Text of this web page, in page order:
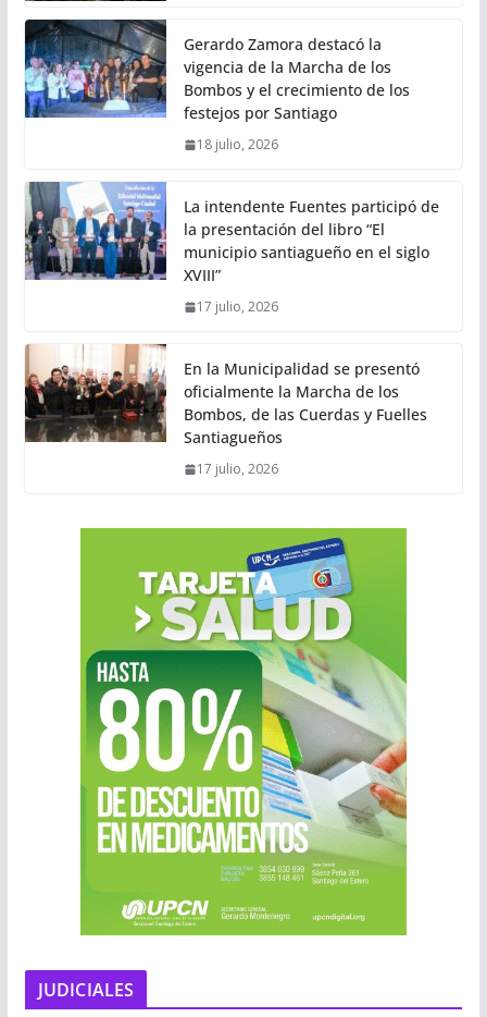
Gerardo Zamora destacó la
vigencia de la Marcha de los
Bombos y el crecimiento de los
festejos por Santiago
18 julio, 2026
La intendente Fuentes participó de
la presentación del libro “El
municipio santiagueño en el siglo
XVIII”
17 julio, 2026
En la Municipalidad se presentó
oficialmente la Marcha de los
Bombos, de las Cuerdas y Fuelles
Santiagueños
17 julio, 2026
JUDICIALES